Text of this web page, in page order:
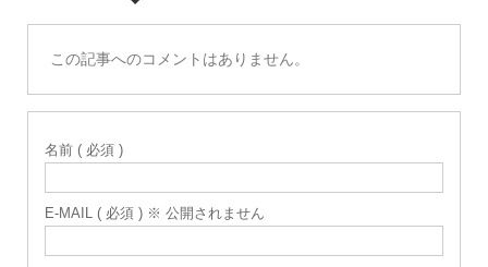
この記事へのコメントはありません。
名前 ( 必須 )
E-MAIL ( 必須 ) ※ 公開されません